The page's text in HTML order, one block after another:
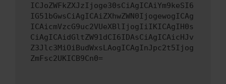
ICJoZWFkZXJzIjoge30sCiAgICAiYm9keSI6
IG51bGwsCiAgICAiZXhwZWN0IjogewogICAg
ICAicmVzcG9uc2VUeXBlIjogIiIKICAgIH0s
CiAgICAidGltZW91dCI6IDAsCiAgICAicHJv
Z3Jlc3MiOiBudWxsLAogICAgInJpc2t5Ijog
ZmFsc2UKICB9Cn0=